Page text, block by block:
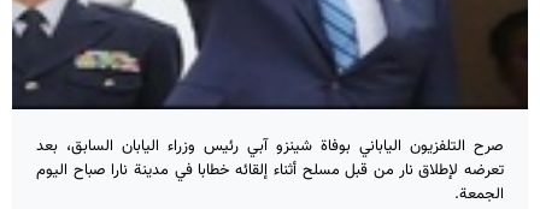
صرح التلفزيون الياباني بوفاة شينزو آبي رئيس وزراء اليابان السابق، بعد
تعرضه لإطلاق نار من قبل مسلح أثناء إلقائه خطابا في مدينة نارا صباح اليوم
الجمعة.